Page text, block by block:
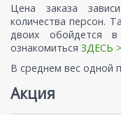
Цена заказа
количества персон.
двоих обойдется
ознакомиться ЗДЕСЬ
В среднем вес одной
Акция